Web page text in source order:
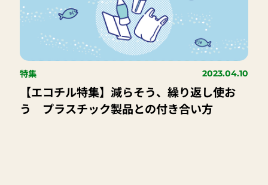
特集 2023.04.10
【エコチル特集】減らそう、繰り返し使お
う プラスチック製品との付き合い方